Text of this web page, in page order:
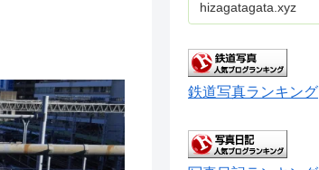
hizagatagata.xyz
鉄道写真ランキング